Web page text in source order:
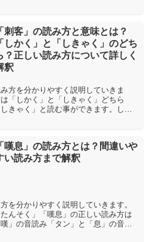
「刺客」の読み方と意味とは？
「しかく」と「しきゃく」のどち
？正しい読み方について詳しく
釈
方を分かりやすく説明していきま
「しかく」と「しきゃく」どちら
きゃく」と読む事ができます。しか
「嘆息」の読み方とは？間違いや
い読み方まで解釈
を分かりやすく説明していきます。
んそく」「嘆息」の正しい読み方は
」の音読み「タン」と「息」の音読